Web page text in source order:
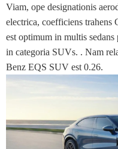
Viam, ope designationis
electrica, coefficiens trahens
est optimum in multis
in categoria SUVs. . Nam
Benz EQS SUV est 0.26.